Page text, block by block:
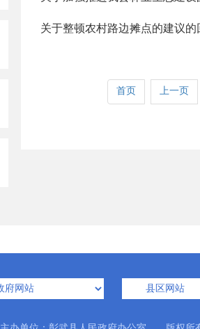
关于整顿农村路边摊点的建议的
首页 上一页